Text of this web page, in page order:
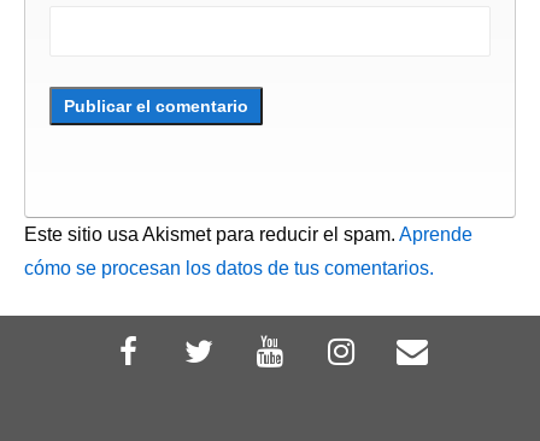
Este sitio usa Akismet para reducir el spam. Aprende
cómo se procesan los datos de tus comentarios.